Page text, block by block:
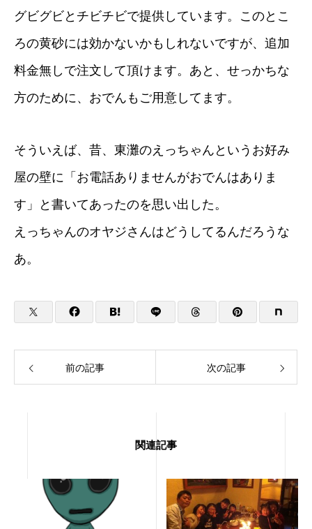
グビグビとチビチビで提供しています。このとこ
ろの黄砂には効かないかもしれないですが、追加
料金無しで注文して頂けます。あと、せっかちな
方のために、おでんもご用意してます。
そういえば、昔、東灘のえっちゃんというお好み
屋の壁に「お電話ありませんがおでんはありま
す」と書いてあったのを思い出した。
えっちゃんのオヤジさんはどうしてるんだろうな
あ。
前の記事 次の記事
関連記事